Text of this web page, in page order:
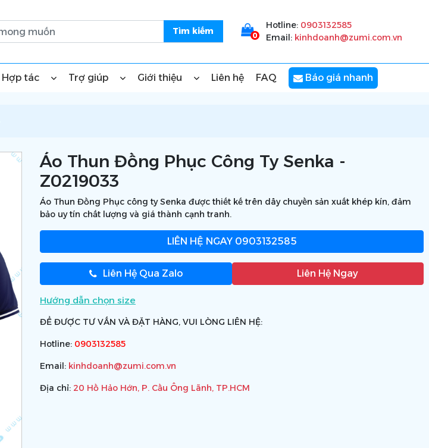
0
Hotline: 0903132585
Email: kinhdoanh@zumi.com.vn
Hợp tác Trợ giúp Giới thiệu Liên hệ FAQ Báo giá nhanh
Áo Thun Đồng Phục Công Ty Senka -
Z0219033
Áo Thun Đồng Phục công ty Senka được thiết kế trên dây chuyền sản xuất khép kín, đảm
bảo uy tín chất lượng và giá thành cạnh tranh.
LIÊN HỆ NGAY0903132585
Liên Hệ Qua Zalo Liên Hệ Ngay
Hướng dẫn chọn size
ĐỂ ĐƯỢC TƯ VẤN VÀ ĐẶT HÀNG, VUI LÒNG LIÊN HỆ:
Hotline: 0903132585
Email: kinhdoanh@zumi.com.vn
Địa chỉ: 20 Hồ Hảo Hớn, P. Cầu Ông Lãnh, TP.HCM